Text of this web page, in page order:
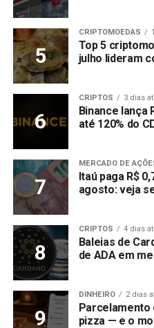
CRIPTOMOEDAS
Top 5
julho lideram
CRIPTOS 3 dias
Binance lança
até 120% do
MERCADO DE
Itaú paga R$
agosto: veja
CRIPTOS 4 dias
Baleias de
de ADA em
DINHEIRO 2 dias
Parcelamento
pizza — e o